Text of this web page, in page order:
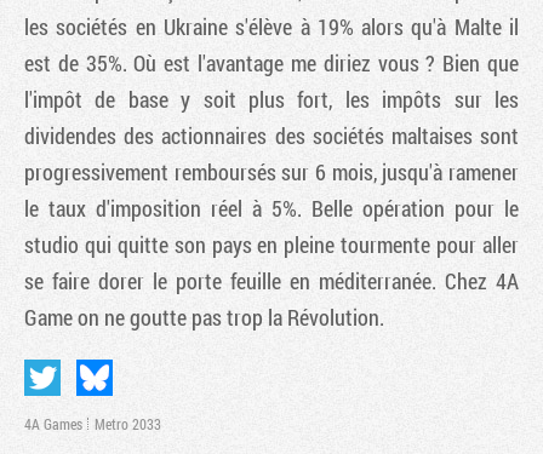
les sociétés en Ukraine s'élève à 19% alors qu'à Malte il
est de 35%. Où est l'avantage me diriez vous ? Bien que
l'impôt de base y soit plus fort, les impôts sur les
dividendes des actionnaires des sociétés maltaises sont
progressivement remboursés sur 6 mois, jusqu'à ramener
le taux d'imposition réel à 5%. Belle opération pour le
studio qui quitte son pays en pleine tourmente pour aller
se faire dorer le porte feuille en méditerranée. Chez 4A
Game on ne goutte pas trop la Révolution.
4A Games Metro 2033